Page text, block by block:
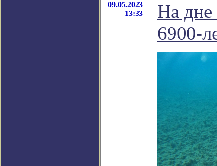
09.05.2023
13:33
На дне
6900-